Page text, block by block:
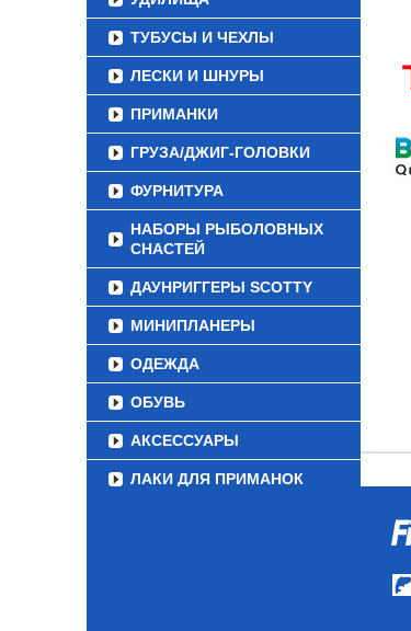
ТУБУСЫ И ЧЕХЛЫ
ЛЕСКИ И ШНУРЫ
ПРИМАНКИ
ГРУЗА/ДЖИГ-ГОЛОВКИ
ФУРНИТУРА
НАБОРЫ РЫБОЛОВНЫХ
СНАСТЕЙ
ДАУНРИГГЕРЫ SCOTTY
МИНИПЛАНЕРЫ
ОДЕЖДА
ОБУВЬ
АКСЕССУАРЫ
ЛАКИ ДЛЯ ПРИМАНОК